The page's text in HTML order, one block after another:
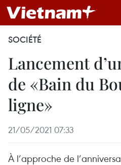
SOCIÉTÉ
Lancement
de «Bain du
ligne»
21/05/2021 07:33
À l’approche de